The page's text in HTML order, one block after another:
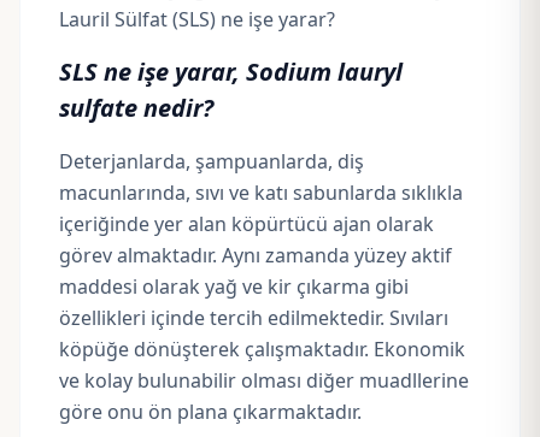
Lauril Sülfat (SLS) ne işe yarar?
SLS ne işe yarar, Sodium lauryl
sulfate nedir?
Deterjanlarda, şampuanlarda, diş
macunlarında, sıvı ve katı sabunlarda sıklıkla
içeriğinde yer alan köpürtücü ajan olarak
görev almaktadır. Aynı zamanda yüzey aktif
maddesi olarak yağ ve kir çıkarma gibi
özellikleri içinde tercih edilmektedir. Sıvıları
köpüğe dönüşterek çalışmaktadır. Ekonomik
ve kolay bulunabilir olması diğer muadllerine
göre onu ön plana çıkarmaktadır.